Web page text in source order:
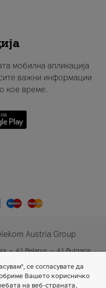
мобилна апликација
важни информации
кое време.
Austria Group
A1 Belarus
A1 Bulgaria
се согласувате да
Вашето корисничко
на веб-страната,